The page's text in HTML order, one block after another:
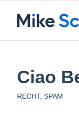
Ciao
RECHT, SPAM